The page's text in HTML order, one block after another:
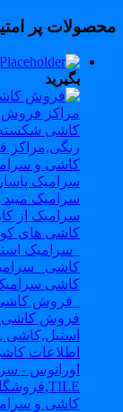
پر امتیاز
بگیرید